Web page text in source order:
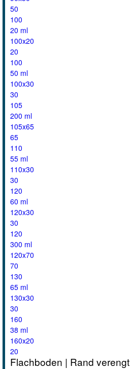
50
100
20 ml
100x20
20
100
50 ml
100x30
30
105
200 ml
105x65
65
110
55 ml
110x30
30
120
60 ml
120x30
30
120
300 ml
120x70
70
130
65 ml
130x30
30
160
38 ml
160x20
20
Flachboden | Rand verengt